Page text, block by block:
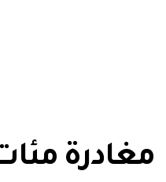
مغادرة